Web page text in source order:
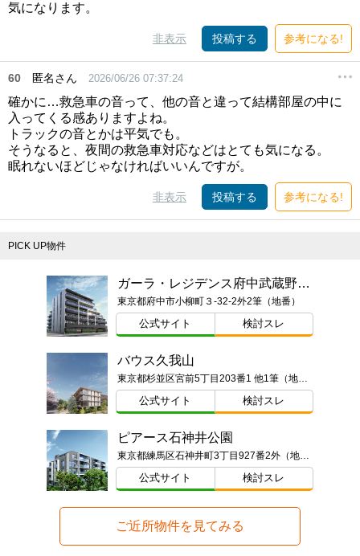
気になります。
非表示 投稿する 参考になる!
60 匿名さん 2026/06/26 07:37:24
確かに…救急車の音って、他の音と違って結構部屋の中に
入ってくる感ありますよね。
トラックの音とかは平気でも。
そうなると、夜間の救急車対応などはとても気になる。
眠れないほどじゃなければいいんですが。
非表示 投稿する 参考になる!
PICK UP物件
ガーラ・レジデンス府中武蔵野台デュアル
東京都府中市小柳町３-32-2外2筆（地番）
公式サイト 検討スレ
バウス久我山
東京都杉並区宮前5丁目203番1 他1筆（地番）
公式サイト 検討スレ
ピアース石神井公園
東京都練馬区石神井町3丁目927番2外（地番）
公式サイト 検討スレ
ご近所物件を見てみる